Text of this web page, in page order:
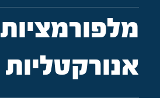
מלפורמציות
אנורקטליות